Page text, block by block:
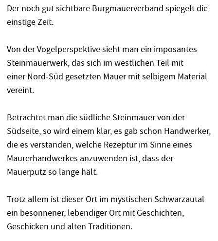
Der noch gut sichtbare Burgmauerverband spiegelt die
einstige Zeit.
Von der Vogelperspektive sieht man ein imposantes
Steinmauerwerk, das sich im westlichen Teil mit
einer Nord-Süd gesetzten Mauer mit selbigem Material
vereint.
Betrachtet man die südliche Steinmauer von der
Südseite, so wird einem klar, es gab schon Handwerker,
die es verstanden, welche Rezeptur im Sinne eines
Maurerhandwerkes anzuwenden ist, dass der
Mauerputz so lange hält.
Trotz allem ist dieser Ort im mystischen Schwarzautal
ein besonnener, lebendiger Ort mit Geschichten,
Geschicken und alten Traditionen.